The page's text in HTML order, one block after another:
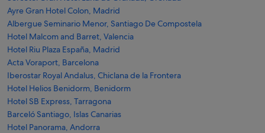
Ayre Gran Hotel Colon, Madrid
Albergue Seminario Menor, Santiago De Compostela
Hotel Malcom and Barret, Valencia
Hotel Riu Plaza España, Madrid
Acta Voraport, Barcelona
Iberostar Royal Andalus, Chiclana de la Frontera
Hotel Helios Benidorm, Benidorm
Hotel SB Express, Tarragona
Barceló Santiago, Islas Canarias
Hotel Panorama, Andorra